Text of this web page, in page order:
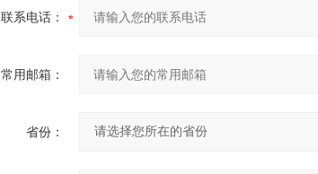
联系电话：
常用邮箱：
省份：